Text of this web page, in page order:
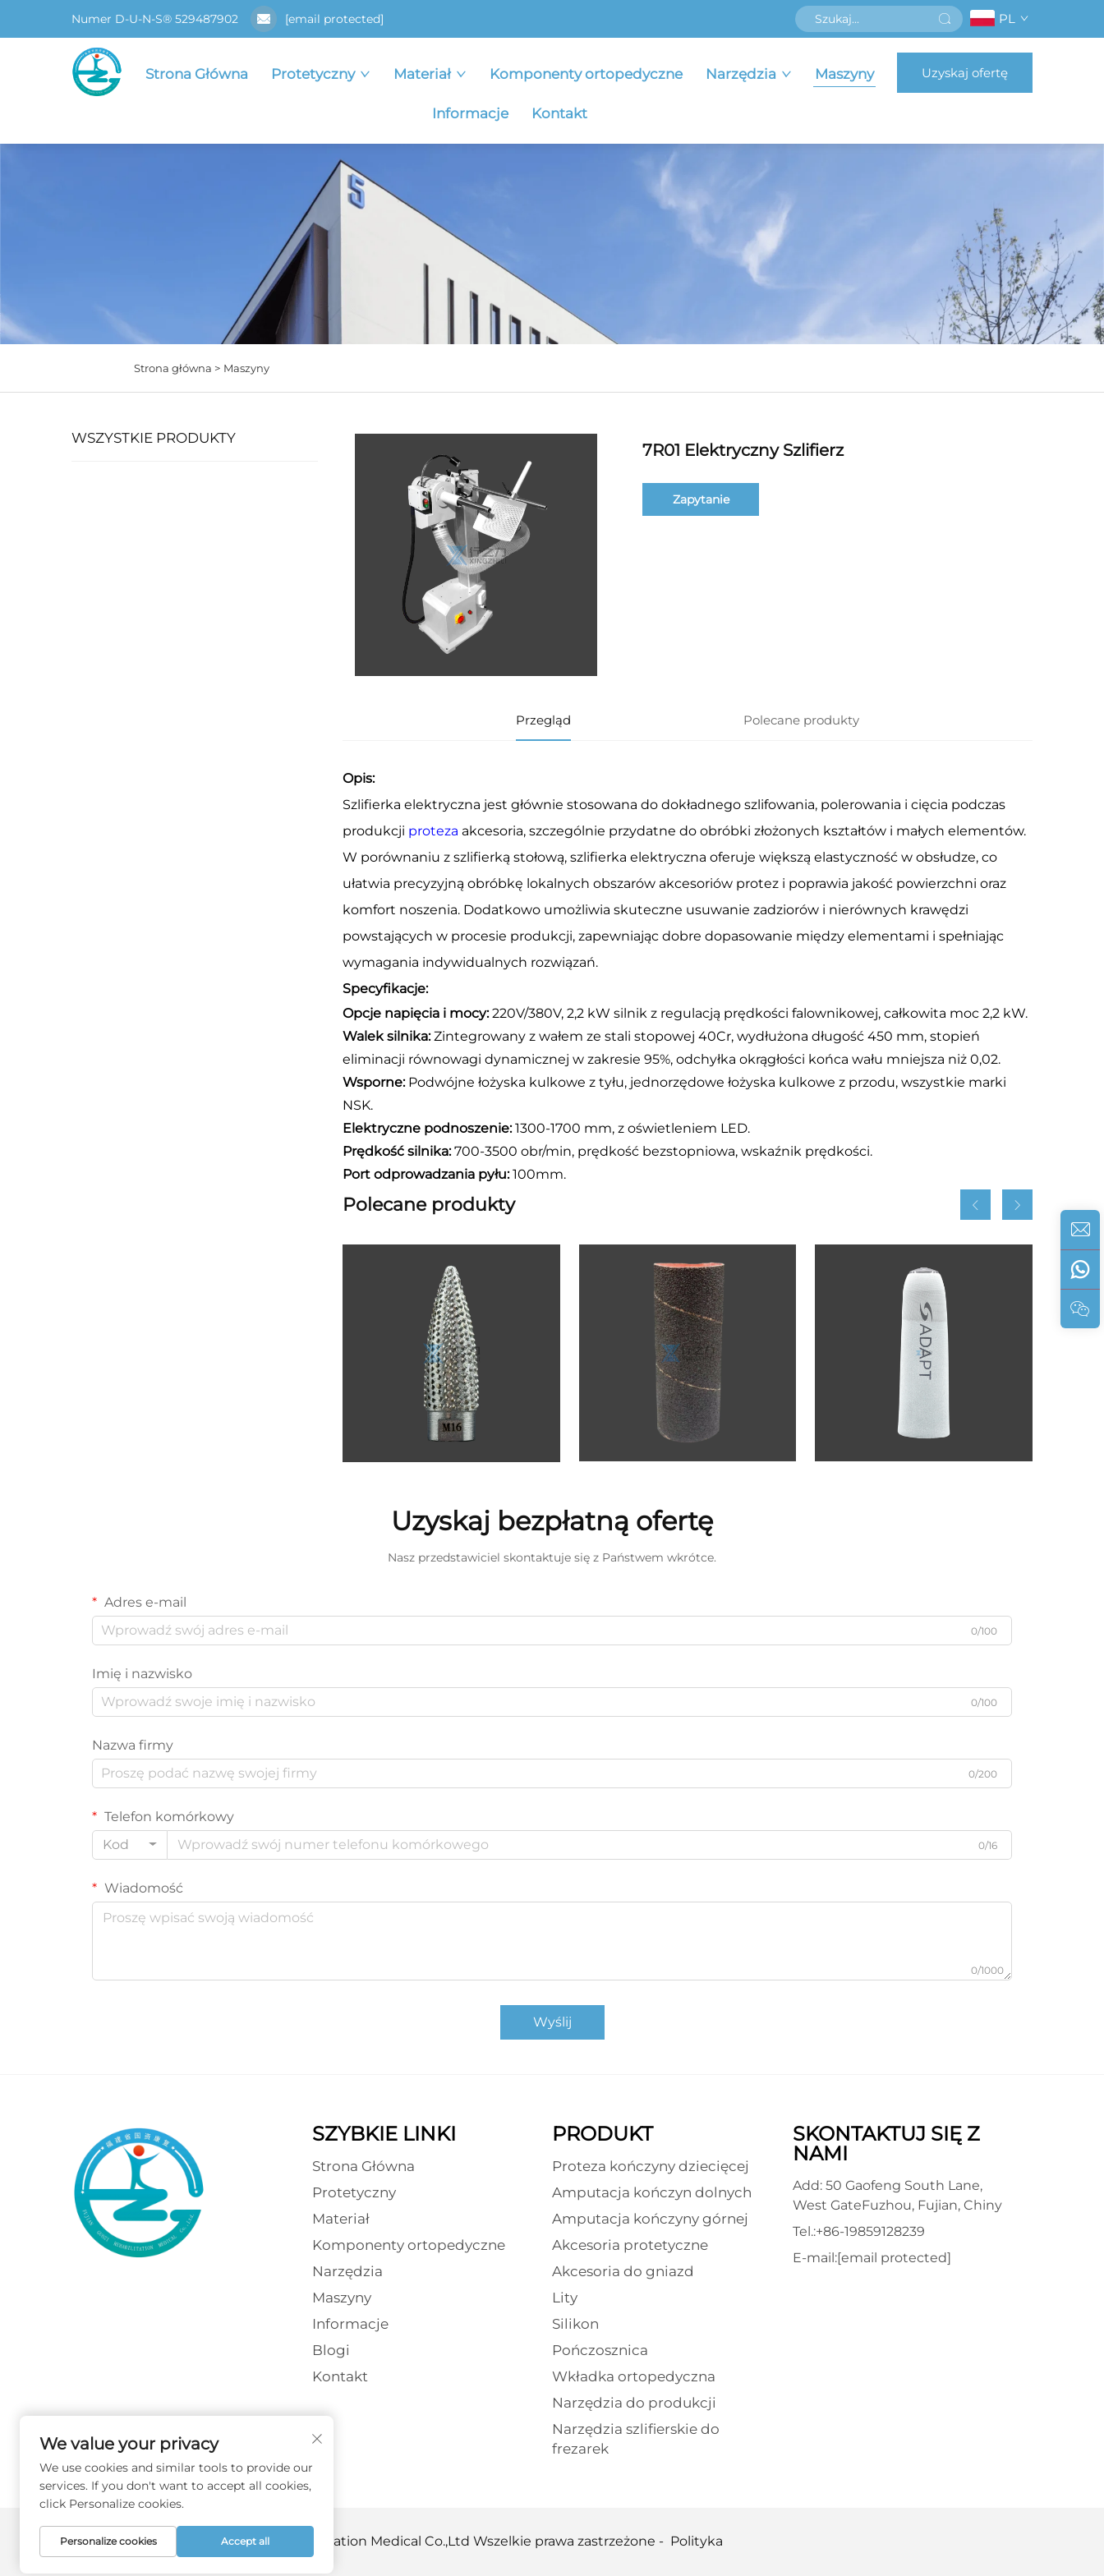
Numer D-U-N-S® 529487902 [email protected] PL
Strona Główna Protetyczny Materiał Komponenty ortopedyczne Narzędzia Maszyny
Informacje Kontakt
Uzyskaj ofertę
Strona główna > Maszyny
WSZYSTKIE PRODUKTY
7R01 Elektryczny Szlifierz
Zapytanie
Przegląd Polecane produkty
Opis:
Szlifierka elektryczna jest głównie stosowana do dokładnego szlifowania, polerowania i cięcia podczas
produkcji proteza akcesoria, szczególnie przydatne do obróbki złożonych kształtów i małych elementów.
W porównaniu z szlifierką stołową, szlifierka elektryczna oferuje większą elastyczność w obsłudze, co
ułatwia precyzyjną obróbkę lokalnych obszarów akcesoriów protez i poprawia jakość powierzchni oraz
komfort noszenia. Dodatkowo umożliwia skuteczne usuwanie zadziorów i nierównych krawędzi
powstających w procesie produkcji, zapewniając dobre dopasowanie między elementami i spełniając
wymagania indywidualnych rozwiązań.
Specyfikacje:
Opcje napięcia i mocy:220V/380V, 2,2 kW silnik z regulacją prędkości falownikowej, całkowita moc 2,2 kW.
Walek silnika:Zintegrowany z wałem ze stali stopowej 40Cr, wydłużona długość 450 mm, stopień
eliminacji równowagi dynamicznej w zakresie 95%, odchyłka okrągłości końca wału mniejsza niż 0,02.
Wsporne: Podwójne łożyska kulkowe z tyłu, jednorzędowe łożyska kulkowe z przodu, wszystkie marki
NSK.
Elektryczne podnoszenie:1300-1700 mm, z oświetleniem LED.
Prędkość silnika:700-3500 obr/min, prędkość bezstopniowa, wskaźnik prędkości.
Port odprowadzania pyłu:100mm.
Polecane produkty
Uzyskaj bezpłatną ofertę
Nasz przedstawiciel skontaktuje się z Państwem wkrótce.
Adres e-mail
0/100
Imię i nazwisko
0/100
Nazwa firmy
0/200
Telefon komórkowy
Kod
0/16
Wiadomość
0/1000
Wyślij
SZYBKIE LINKI
Strona Główna
Protetyczny
Materiał
Komponenty ortopedyczne
Narzędzia
Maszyny
Informacje
Blogi
Kontakt
PRODUKT
Proteza kończyny dziecięcej
Amputacja kończyn dolnych
Amputacja kończyny górnej
Akcesoria protetyczne
Akcesoria do gniazd
Lity
Silikon
Pończosznica
Wkładka ortopedyczna
Narzędzia do produkcji
Narzędzia szlifierskie do
frezarek
SKONTAKTUJ SIĘ Z
NAMI
Add: 50 Gaofeng South Lane,
West GateFuzhou, Fujian, Chiny
Tel.:+86-19859128239
E-mail:[email protected]
Copyright © 2026 Fujian Guozi Rehabilitation Medical Co.,Ltd Wszelkie prawa zastrzeżone - Polityka
prywatności
We value your privacy
We use cookies and similar tools to provide our
services. If you don't want to accept all cookies,
click Personalize cookies.
Personalize cookies Accept all